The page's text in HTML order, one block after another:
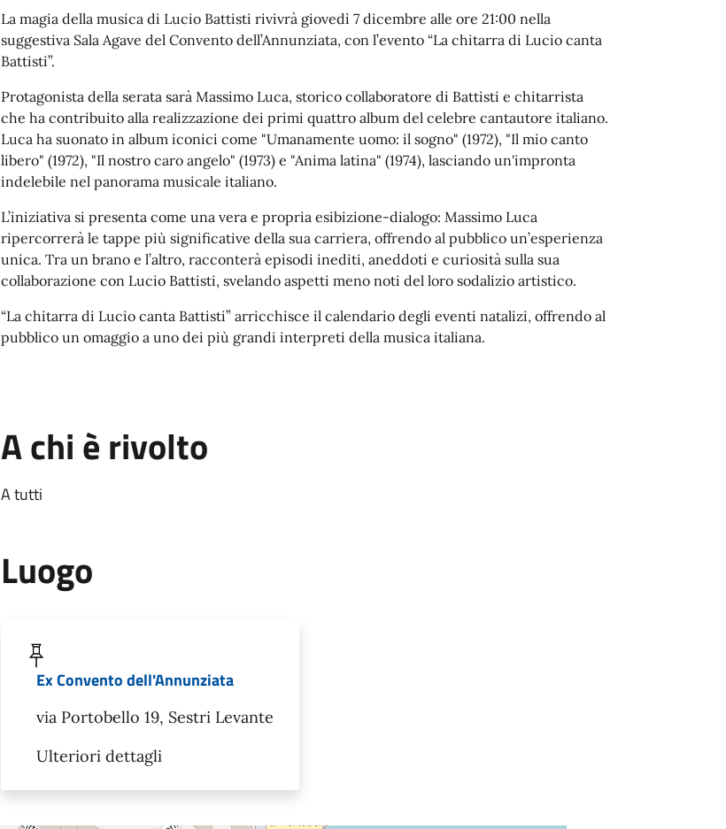
La magia della musica di Lucio Battisti rivivrà giovedì 7 dicembre alle ore 21:00 nella
suggestiva Sala Agave del Convento dell’Annunziata, con l’evento “La chitarra di Lucio canta
Battisti”.
Protagonista della serata sarà Massimo Luca, storico collaboratore di Battisti e chitarrista
che ha contribuito alla realizzazione dei primi quattro album del celebre cantautore italiano.
Luca ha suonato in album iconici come "Umanamente uomo: il sogno" (1972), "Il mio canto
libero" (1972), "Il nostro caro angelo" (1973) e "Anima latina" (1974), lasciando un'impronta
indelebile nel panorama musicale italiano.
L’iniziativa si presenta come una vera e propria esibizione-dialogo: Massimo Luca
ripercorrerà le tappe più significative della sua carriera, offrendo al pubblico un’esperienza
unica. Tra un brano e l’altro, racconterà episodi inediti, aneddoti e curiosità sulla sua
collaborazione con Lucio Battisti, svelando aspetti meno noti del loro sodalizio artistico.
“La chitarra di Lucio canta Battisti” arricchisce il calendario degli eventi natalizi, offrendo al
pubblico un omaggio a uno dei più grandi interpreti della musica italiana.
A chi è rivolto
A tutti
Luogo
Ex Convento dell'Annunziata
via Portobello 19, Sestri Levante
Ulteriori dettagli